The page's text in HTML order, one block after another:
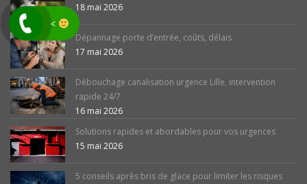
18 mai 2026
Dépannage porte d’entrée, coûts, délais
17 mai 2026
Débouchage canalisation urgence Lille, intervention
rapide 24/7
16 mai 2026
Solutions rapides et abordables pour vos urgences
15 mai 2026
5 conseils après bris de glace pour limiter les risques
<